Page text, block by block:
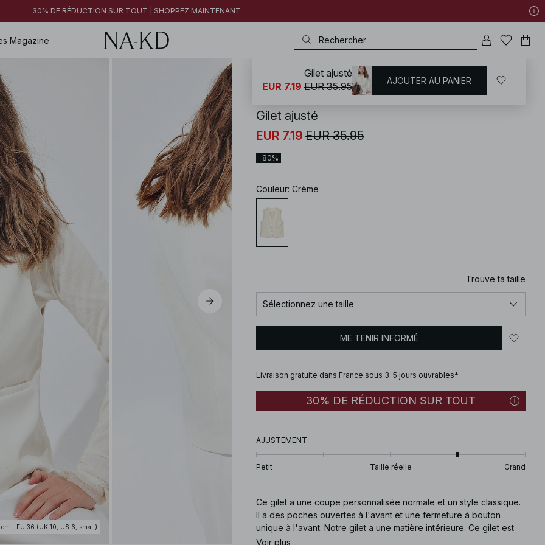
30% DE RÉDUCTION SUR TOUT | SHOPPEZ MAINTENANT
Magazine
cm - EU 36 (UK 10, US 6, small)
NA-KD / Tenue de bureau
Gilet ajusté
EUR 7.19 EUR 35.95
-80%
Couleur: Crème
Trouve ta taille
Sélectionnez une taille
ME TENIR INFORMÉ
Livraison gratuite dans France sous 3-5 jours ouvrables*
30% DE RÉDUCTION SUR TOUT
AJUSTEMENT
Petit Taille réelle Grand
Ce gilet a une coupe personnalisée normale et un style classique.
Il a des poches ouvertes à l'avant et une fermeture à bouton
unique à l'avant. Notre gilet a une matière intérieure. Ce gilet est
disponible en blanc cassé.
Voir plus
Gilet ajusté
EUR 7.19 EUR 35.95 AJOUTER AU PANIER